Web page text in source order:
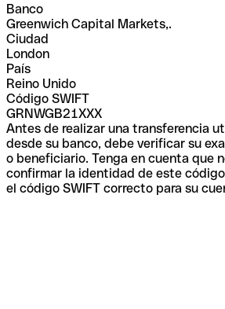
Banco
Greenwich Capital Markets,.
Ciudad
London
País
Reino Unido
Código SWIFT
GRNWGB21XXX
Antes de realizar una transferencia
desde su banco, debe verificar su
o beneficiario. Tenga en cuenta que
confirmar la identidad de este
el código SWIFT correcto para su